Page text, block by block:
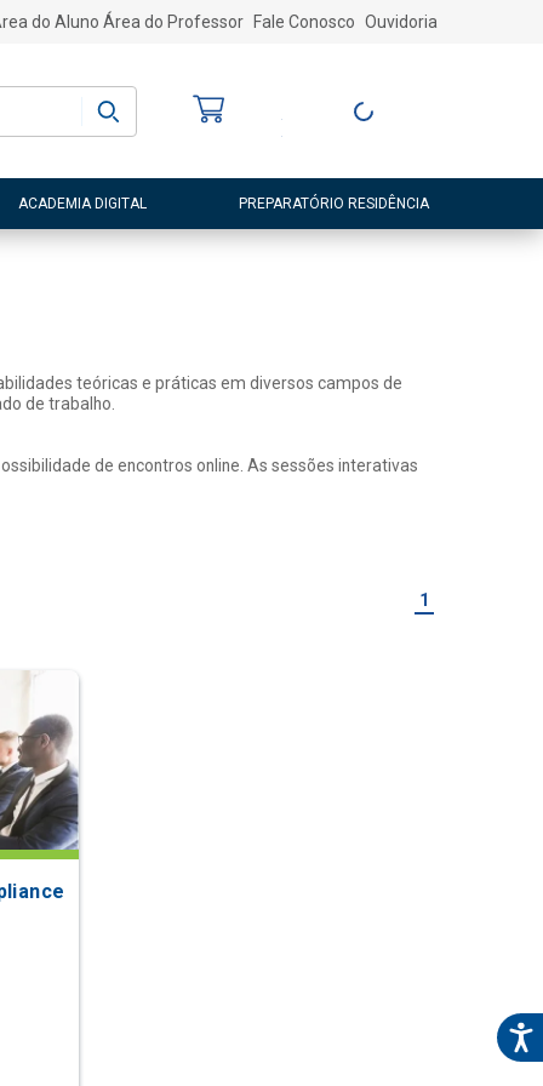
do Aluno Área do Professor Fale Conosco Ouvidoria
Entre ou Cadastre-
ACADEMIA DIGITAL PREPARATÓRIO RESIDÊNCIA
teóricas e práticas em diversos campos de
de trabalho.
de encontros online. As sessões interativas
1